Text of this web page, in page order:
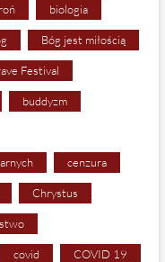
biologia
Bóg jest miłością
Festival
buddyzm
cenzura
Chrystus
covid COVID 19